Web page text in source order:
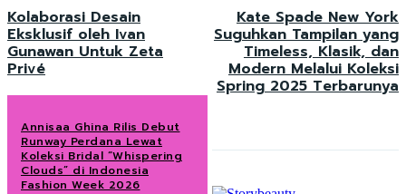
Kolaborasi Desain
Eksklusif oleh Ivan
Gunawan Untuk Zeta
Privé
Kate Spade New York
Suguhkan Tampilan yang
Timeless, Klasik, dan
Modern Melalui Koleksi
Spring 2025 Terbarunya
Annisaa Ghina Rilis Debut
Runway Perdana Lewat
Koleksi Bridal “Whispering
Clouds” di Indonesia
Fashion Week 2026